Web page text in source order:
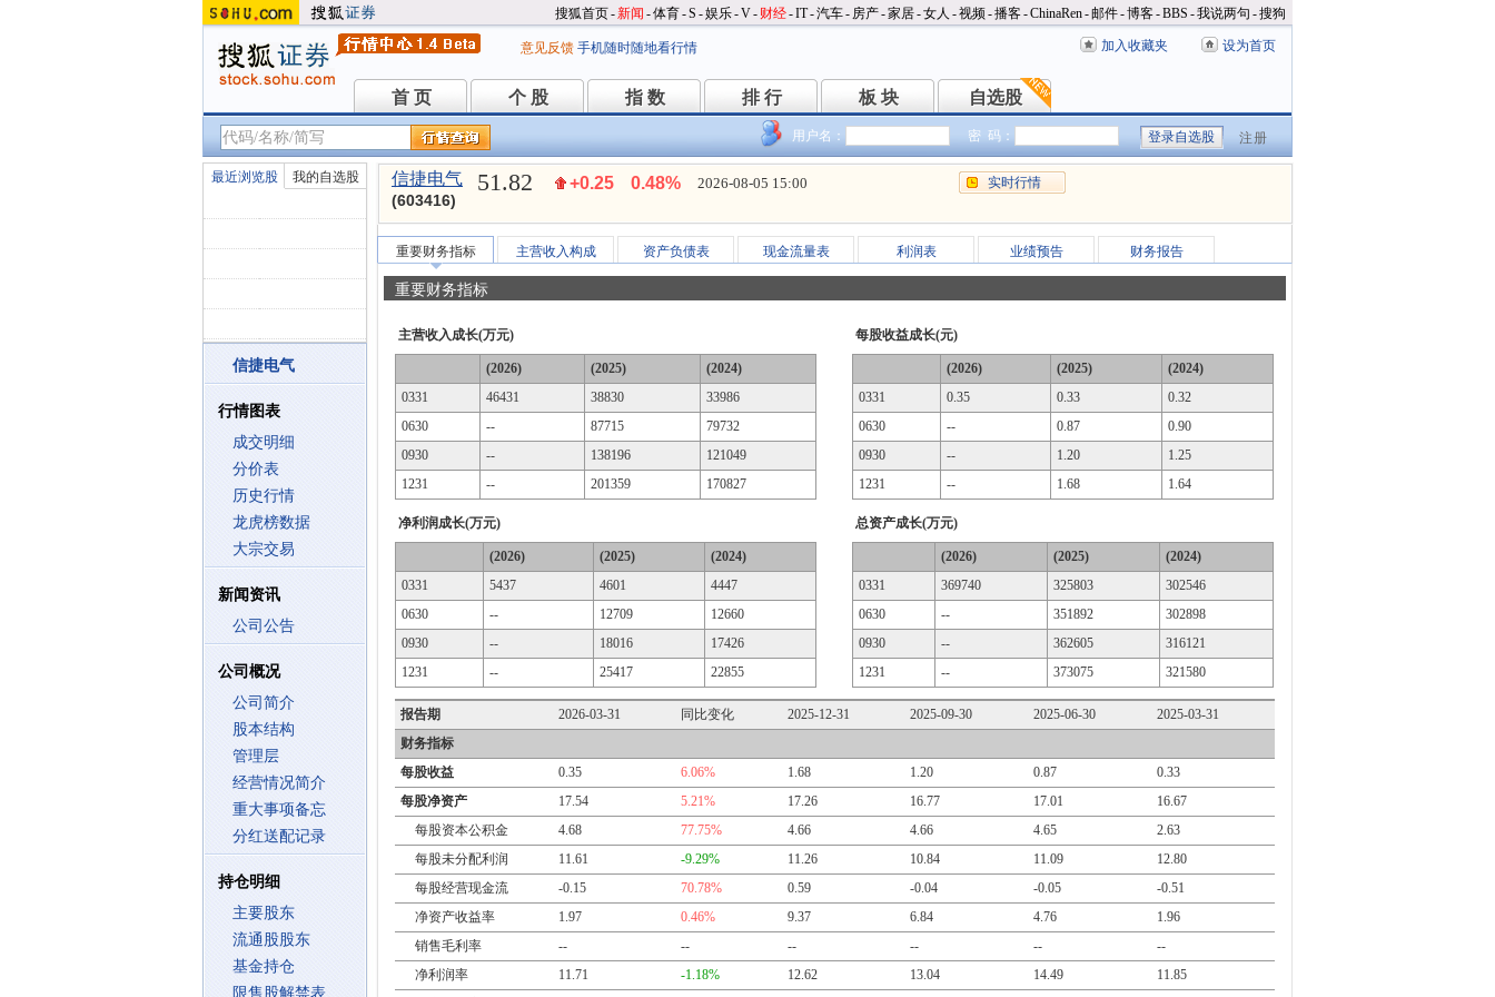
搜狐首页-新闻 -体育-S -娱乐-V- 财经-IT-汽车- 房产-家居-女人 -视频-播客-ChinaRen-邮件-博客-BBS -我说两句 -搜狗
意见反馈 手机随时随地看行情 加入收藏夹 设为首页
首 页
首 页 个 股
个 股 指 数
指 数 排 行
排 行 板 块
板 块 自选股
自选股
用户名： 密 码： 注册
最近浏览股 我的自选股
信捷电气
行情图表
成交明细
分价表
历史行情
龙虎榜数据
大宗交易
新闻资讯
公司公告
公司概况
公司简介
股本结构
管理层
经营情况简介
重大事项备忘
分红送配记录
持仓明细
主要股东
流通股股东
基金持仓
限售股解禁表
信捷电气
(603416)
51.82 +0.25 0.48% 2026-08-05 15:00 实时行情
重要财务指标 主营收入构成 资产负债表 现金流量表 利润表 业绩预告 财务报告
重要财务指标
主营收入成长(万元)
(2026) (2025)
(2024)
0331
46431 38830
33986
0630
-- 87715
79732
0930
-- 138196
121049
1231
-- 201359 170827
净利润成长(万元)
(2026) (2025)
(2024)
0331
5437 4601
4447
0630
-- 12709
12660
0930
-- 18016
17426
1231
-- 25417 22855
每股收益成长(元)
(2026) (2025)
(2024)
0331
0.35 0.33
0.32
0630
-- 0.87
0.90
0930
-- 1.20
1.25
1231
-- 1.68 1.64
总资产成长(万元)
(2026) (2025)
(2024)
0331
369740 325803
302546
0630
-- 351892
302898
0930
-- 362605
316121
1231
-- 373075 321580
报告期 2026-03-31 同比变化 2025-12-31 2025-09-30 2025-06-30
2025-03-31
财务指标
每股收益
0.35 6.06% 1.68 1.20 0.87
0.33
每股净资产
17.54 5.21% 17.26 16.77 17.01
16.67
每股资本公积金
4.68 77.75% 4.66 4.66 4.65
2.63
每股未分配利润
11.61 -9.29% 11.26 10.84 11.09
12.80
每股经营现金流
-0.15 70.78% 0.59 -0.04 -0.05
-0.51
净资产收益率
1.97 0.46% 9.37 6.84 4.76
1.96
销售毛利率
-- -- -- -- --
--
净利润率
11.71 -1.18% 12.62 13.04 14.49
11.85